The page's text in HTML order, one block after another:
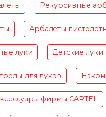
Рекурсивные
Арбалеты
луки Детские луки
для луков
фирмы CARTEL